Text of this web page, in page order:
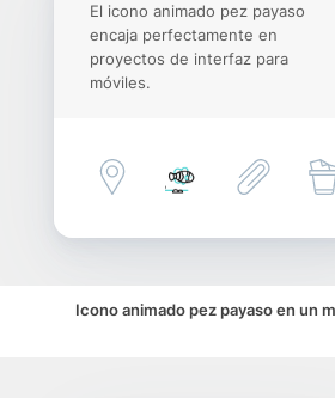
El icono animado pez payaso
encaja perfectamente en
proyectos de interfaz para
móviles.
Icono animado pez payaso en un